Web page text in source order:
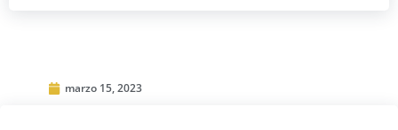
marzo 15, 2023